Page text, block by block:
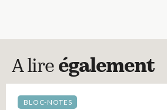
A lire également
BLOC-NOTES